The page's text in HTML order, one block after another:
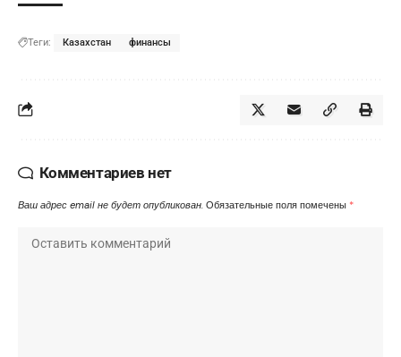
Теги: Казахстан финансы
Комментариев нет
Ваш адрес email не будет опубликован. Обязательные поля помечены *